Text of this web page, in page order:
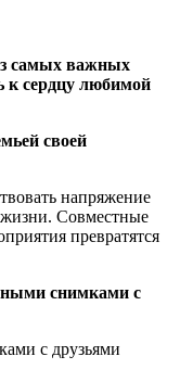
самых важных
к сердцу любимой
своей
напряжение
Совместные
превратятся
снимками с